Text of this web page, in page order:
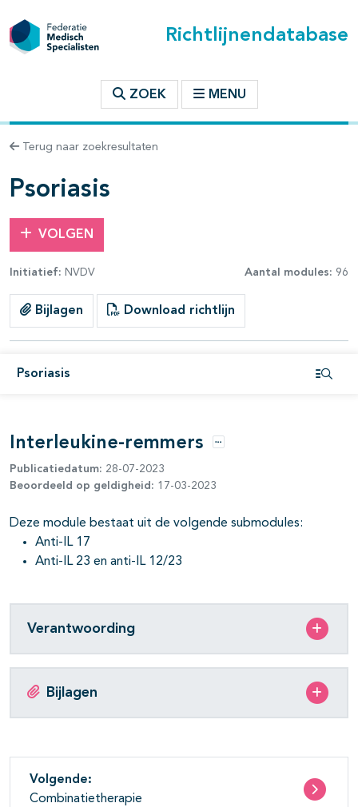
Richtlijnendatabase
ZOEK MENU
Terug naar zoekresultaten
Psoriasis
VOLGEN
Initiatief: NVDV Aantal modules: 96
Bijlagen Download richtlijn
Psoriasis
binnen deze richtlijn
open- en dichtklappen
open- en dichtklappen
Interleukine-remmers Opties
Publicatiedatum: 28-07-2023
Beoordeeld op geldigheid: 17-03-2023
Deze module bestaat uit de volgende submodules:
Anti-IL 17
Anti-IL 23 en anti-IL 12/23
Verantwoording
Bijlagen
Volgende:
Combinatietherapie